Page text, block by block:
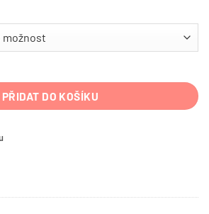
PŘIDAT DO KOŠÍKU